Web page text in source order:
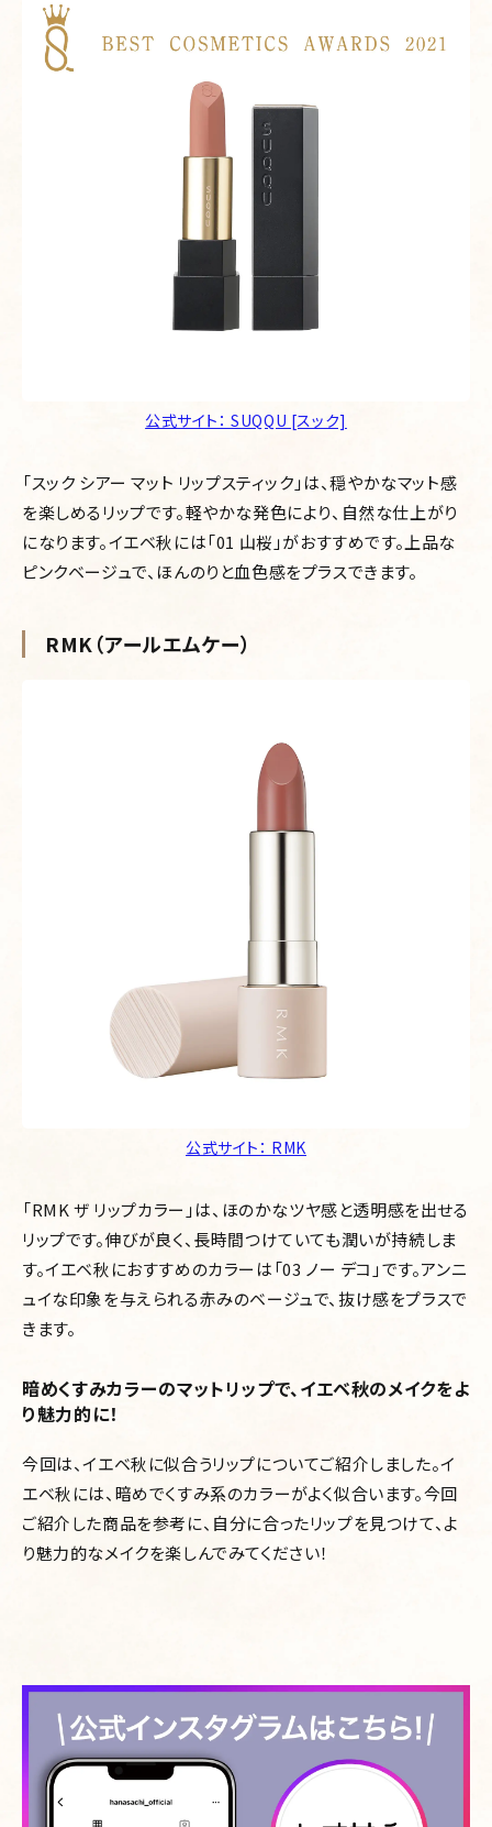
公式サイト： SUQQU [スック]
「スック シアー マット リップスティック」は、穏やかなマット感
を楽しめるリップです。軽やかな発色により、自然な仕上がり
になります。イエベ秋には「01 山桜」がおすすめです。上品な
ピンクベージュで、ほんのりと血色感をプラスできます。
RMK（アールエムケー）
公式サイト： RMK
「RMK ザ リップカラー」は、ほのかなツヤ感と透明感を出せる
リップです。伸びが良く、長時間つけていても潤いが持続しま
す。イエベ秋におすすめのカラーは「03 ノー デコ」です。アンニ
ュイな印象を与えられる赤みのベージュで、抜け感をプラスで
きます。
暗めくすみカラーのマットリップで、イエベ秋のメイクをよ
り魅力的に！
今回は、イエベ秋に似合うリップについてご紹介しました。イ
エベ秋には、暗めでくすみ系のカラーがよく似合います。今回
ご紹介した商品を参考に、自分に合ったリップを見つけて、よ
り魅力的なメイクを楽しんでみてください！